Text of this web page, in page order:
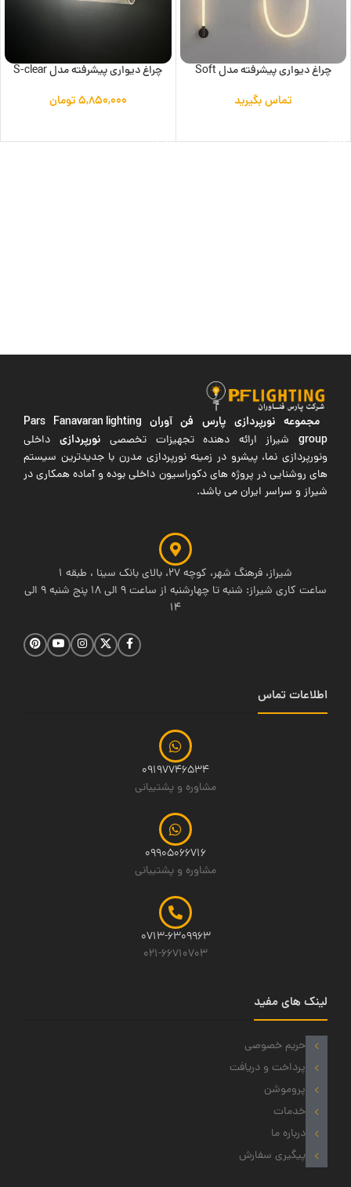
چراغ دیواری پیشرفته مدل Soft
تماس بگیرید
چراغ دیواری پیشرفته مدل S-clear
۵,۸۵۰,۰۰۰تومان
مجموعه نورپردازی پارس فن آوران Pars Fanavaran lighting
groupشیراز ارائه دهنده تجهیزات تخصصی نورپردازی داخلی
ونورپردازی نما، پیشرو در زمینه نورپردازی مدرن با جدیدترین سیستم
های روشنایی در پروژه های دکوراسیون داخلی بوده و آماده همکاری در
شیراز و سراسر ایران می باشد.
شیراز، فرهنگ شهر، کوچه 27، بالای بانک سینا ، طبقه 1
ساعت کاری شیراز: شنبه تا چهارشنبه از ساعت 9 الی 18 پنج شنبه 9 الی
14
اطلاعات تماس
09197746534
مشاوره و پشتیبانی
09905066716
مشاوره و پشتیبانی
0713-6309963
021-66710703
لینک های مفید
حریم خصوصی
پرداخت و دریافت
پروموشن
خدمات
درباره ما
پیگیری سفارش